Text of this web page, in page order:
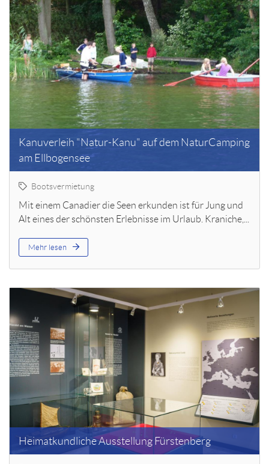
Kanuverleih "Natur-Kanu" auf dem NaturCamping
am Ellbogensee
Bootsvermietung
Mit einem Canadier die Seen erkunden ist für Jung und
Alt eines der schönsten Erlebnisse im Urlaub. Kraniche,...
Mehr lesen
Heimatkundliche Ausstellung Fürstenberg